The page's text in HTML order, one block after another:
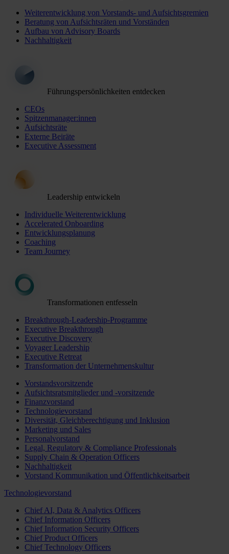
Weiterentwicklung von Vorstands- und Aufsichtsgremien
Beratung von Aufsichtsräten und Vorständen
Aufbau von Advisory Boards
Nachhaltigkeit
Führungspersönlichkeiten entdecken
CEOs
Spitzenmanager:innen
Aufsichtsräte
Externe Beiräte
Executive Assessment
Leadership entwickeln
Individuelle Weiterentwicklung
Accelerated Onboarding
Entwicklungsplanung
Coaching
Team Journey
Transformationen entfesseln
Breakthrough-Leadership-Programme
Executive Breakthrough
Executive Discovery
Voyager Leadership
Executive Retreat
Transformation der Unternehmenskultur
Vorstandsvorsitzende
Aufsichtsratsmitglieder und -vorsitzende
Finanzvorstand
Technologievorstand
Diversität, Gleichberechtigung und Inklusion
Marketing und Sales
Personalvorstand
Legal, Regulatory & Compliance Professionals
Supply Chain & Operation Officers
Nachhaltigkeit
Vorstand Kommunikation und Öffentlichkeitsarbeit
Technologievorstand
Chief AI, Data & Analytics Officers
Chief Information Officers
Chief Information Security Officers
Chief Product Officers
Chief Technology Officers